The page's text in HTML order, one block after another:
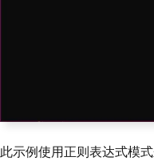
此示例使用正则表达式模